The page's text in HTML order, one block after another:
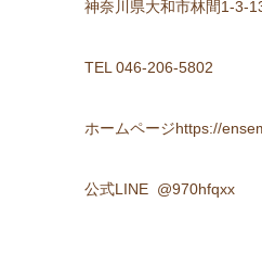
神奈川県大和市林間1-3-
TEL 046-206-5802
ホームページhttps://
公式LINE @970hfqxx